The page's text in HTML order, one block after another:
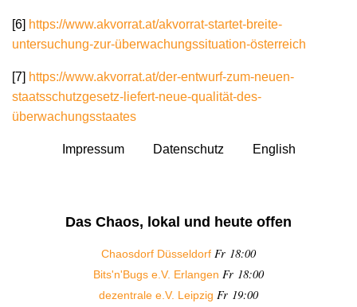
[6] https://www.akvorrat.at/akvorrat-startet-breite-
untersuchung-zur-überwachungssituation-österreich
[7]
https://www.akvorrat.at/der-entwurf-zum-neuen-
staatsschutzgesetz-liefert-neue-qualität-des-
überwachungsstaates
Impressum Datenschutz English
Das Chaos, lokal und heute offen
Chaosdorf Düsseldorf Fr 18:00
Bits'n'Bugs e.V. Erlangen Fr 18:00
dezentrale e.V. Leipzig Fr 19:00